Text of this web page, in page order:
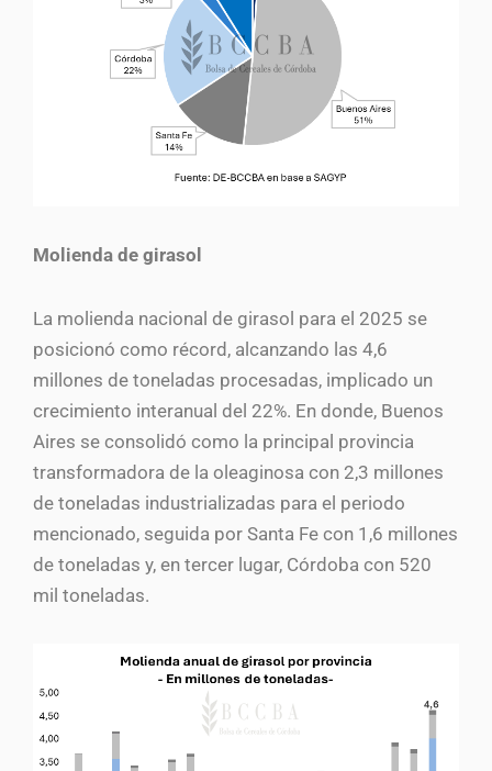
Molienda de girasol
La molienda nacional de girasol para el 2025 se
posicionó como récord, alcanzando las 4,6
millones de toneladas procesadas, implicado un
crecimiento interanual del 22%. En donde, Buenos
Aires se consolidó como la principal provincia
transformadora de la oleaginosa con 2,3 millones
de toneladas industrializadas para el periodo
mencionado, seguida por Santa Fe con 1,6 millones
de toneladas y, en tercer lugar, Córdoba con 520
mil toneladas.